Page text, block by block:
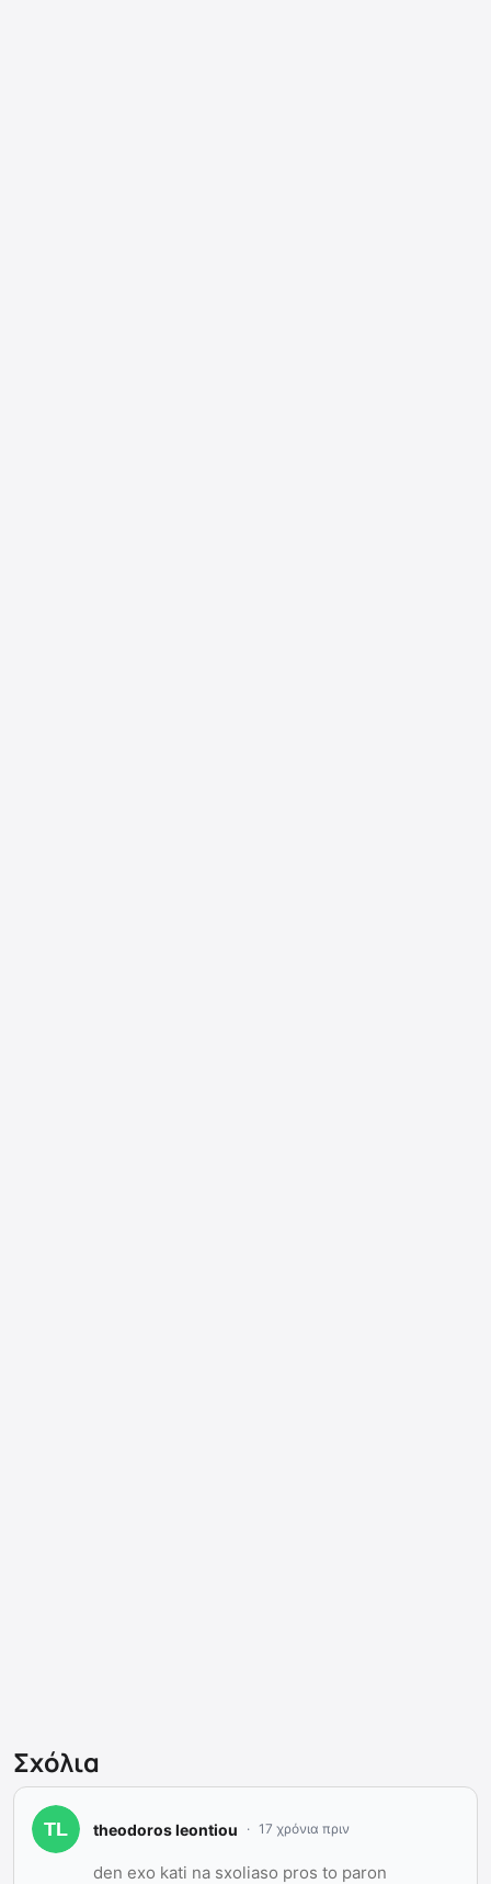
Σχόλια
theodoros leontiou 17 χρόνια πριν
den exo kati na sxoliaso pros to paron